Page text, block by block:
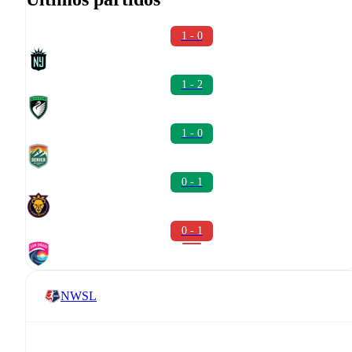
1 - 0
1 - 2
1 - 0
0 - 1
0 - 1
NWSL